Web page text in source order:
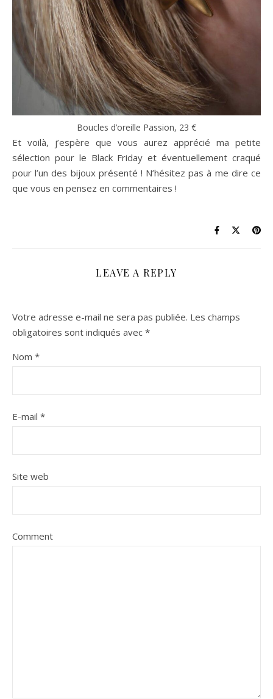
Boucles d’oreille Passion, 23 €
Et voilà, j’espère que vous aurez apprécié ma petite
sélection pour le Black Friday et éventuellement craqué
pour l’un des bijoux présenté ! N’hésitez pas à me dire ce
que vous en pensez en commentaires !
LEAVE A REPLY
Votre adresse e-mail ne sera pas publiée. Les champs
obligatoires sont indiqués avec *
Nom *
E-mail *
Site web
Comment